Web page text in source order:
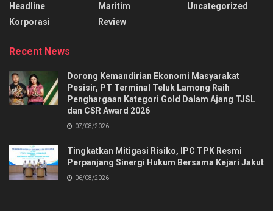
Headline
Korporasi
Maritim
Review
Uncategorized
Recent News
Dorong Kemandirian Ekonomi Masyarakat
Pesisir, PT Terminal Teluk Lamong Raih
Penghargaan Kategori Gold Dalam Ajang TJSL
dan CSR Award 2026
07/08/2026
Tingkatkan Mitigasi Risiko, IPC TPK Resmi
Perpanjang Sinergi Hukum Bersama Kejari Jakut
06/08/2026